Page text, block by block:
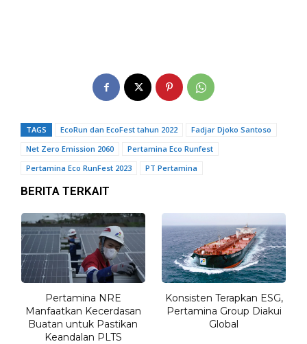
TAGS EcoRun dan EcoFest tahun 2022
Fadjar Djoko Santoso
Net Zero Emission 2060
Pertamina Eco Runfest
Pertamina Eco RunFest 2023
PT Pertamina
BERITA TERKAIT
Pertamina NRE
Manfaatkan Kecerdasan
Buatan untuk Pastikan
Keandalan PLTS
Konsisten Terapkan ESG,
Pertamina Group Diakui
Global